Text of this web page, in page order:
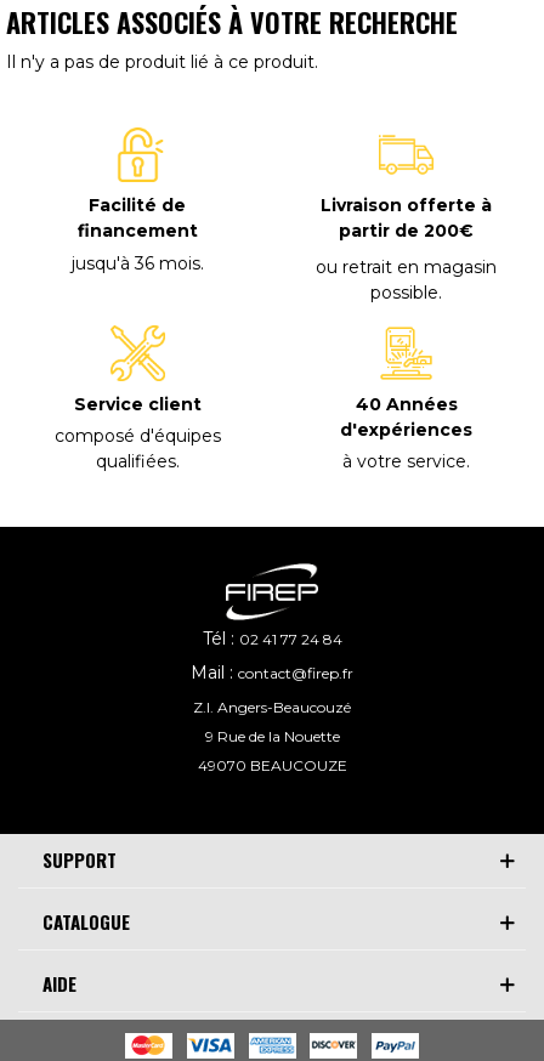
ARTICLES ASSOCIÉS À VOTRE RECHERCHE
Il n'y a pas de produit lié à ce produit.
Facilité de
financement
jusqu'à 36 mois.
Livraison offerte à
partir de 200€
ou retrait en magasin
possible.
Service client
composé d'équipes
qualifiées.
40 Années
d'expériences
à votre service.
AIDE
CATALOGUE
SUPPORT
Tél : 02 41 77 24 84
Mail : contact@firep.fr
Z.I. Angers-Beaucouzé
9 Rue de la Nouette
49070 BEAUCOUZE